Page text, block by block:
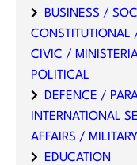
BUSINESS /
CONSTITUTIONAL
CIVIC /
POLITICAL
DEFENCE /
INTERNATIONAL
AFFAIRS /
EDUCATION